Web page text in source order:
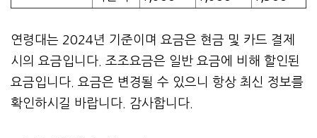
연령대는 2024년 기준이며 요금은 현금 및 카드 결제
시의 요금입니다. 조조요금은 일반 요금에 비해 할인된
요금입니다. 요금은 변경될 수 있으니 항상 최신 정보를
확인하시길 바랍니다. 감사합니다.